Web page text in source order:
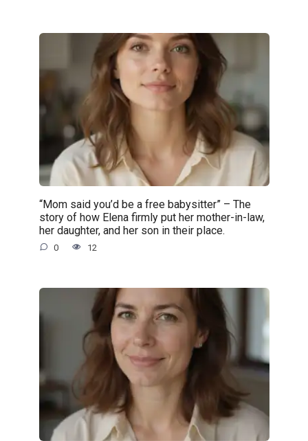
“Mom said you’d be a free babysitter” – The
story of how Elena firmly put her mother-in-law,
her daughter, and her son in their place.
0 12